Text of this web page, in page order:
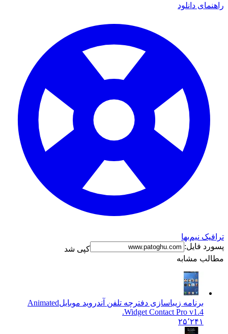
دانلود
نیم‌بها
فایل:
کپی شد
مشابه
برنامه زیباسازی دفترچه تلفن آندروید موبایلAnimated
Widget Contact Pro v1.4.
۲۵٬۲۴۱